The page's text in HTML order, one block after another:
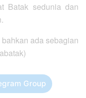
Batak sedunia dan
ada sebagian
Group